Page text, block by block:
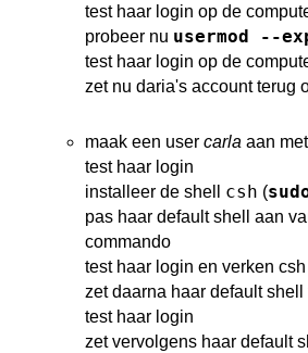
test haar login op de
probeer nu usermod --
test haar login op de
zet nu daria's account terug
maak een user carla aan
test haar login
installeer de shell csh (
pas haar default shell aan
commando
test haar login en verken csh
zet daarna haar default shell
test haar login
zet vervolgens haar default